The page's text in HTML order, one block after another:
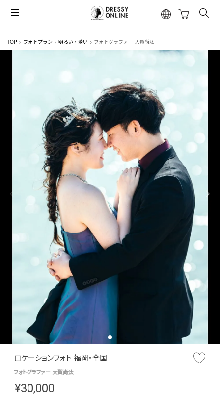
TOP フォトプラン 明るい・淡い フォトグラファー 大賀尚汰
ロケーションフォト 福岡・全国
フォトグラファー 大賀尚汰
¥30,000